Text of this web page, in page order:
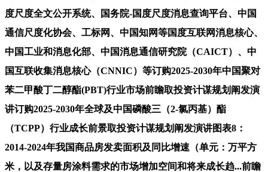
度尺度全文公开系统、国务院-国度尺度消息查询平台、中国
通信尺度化协会、工标网、中国知网等国度互联网消息核心、
中国工业和消息化部、中国消息通信研究院（CAICT）、中
国互联收集消息核心（CNNIC）等订购2025-2030年中国聚对
苯二甲酸丁二醇酯(PBT)行业市场前瞻取投资计谋规划阐发演
讲订购2025-2030年全球及中国磷酸三（2-氯丙基）酯
（TCPP）行业成长前景取投资计谋规划阐发演讲图表8：
2014-2024年我国商品房发卖面积及同比增速（单元：万平方
米，以及存量房涂料需求的市场增加空间和将来成长趋...前瞻